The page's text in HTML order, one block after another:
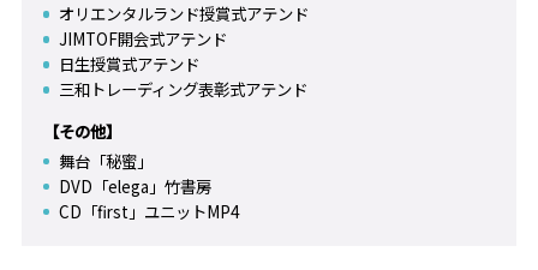
オリエンタルランド授賞式アテンド
JIMTOF開会式アテンド
日生授賞式アテンド
三和トレーディング表彰式アテンド
【その他】
舞台「秘蜜」
DVD「elega」竹書房
CD「first」ユニットMP4